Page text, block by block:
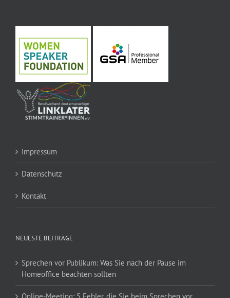
Impressum
Datenschutz
Kontakt
NEUESTE BEITRÄGE
Sprechen vor Publikum: Was Sie nach der Pause im
Homeoffice beachten sollten
Online-Meeting: 5 Fehler, die Sie beim Sprechen vor